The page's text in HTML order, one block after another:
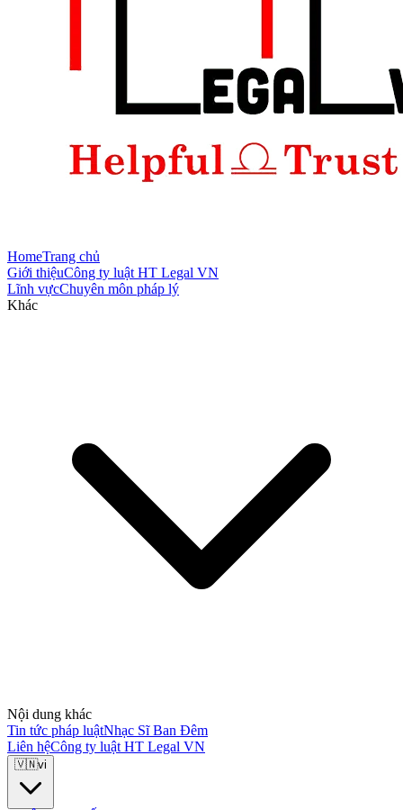
HomeTrang chủ
Giới thiệuCông ty luật HT Legal VN
Lĩnh vựcChuyên môn pháp lý
Khác
Nội dung khác
Tin tức pháp luậtNhạc Sĩ Ban Đêm
Liên hệCông ty luật HT Legal VN
🇻🇳vi